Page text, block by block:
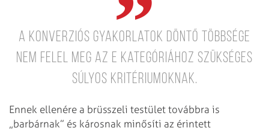
a konverziós gyakorlatok döntő többsége
nem felel meg az e kategóriához szükséges
súlyos kritériumoknak.
Ennek ellenére a brüsszeli testület továbbra is
„barbárnak” és károsnak minősíti az érintett